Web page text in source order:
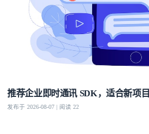
推荐企业即时通讯 SDK，适合新项
发布于 2026-08-07 | 阅读 22